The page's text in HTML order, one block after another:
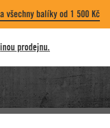
všechny balíky od 1 500 Kč
prodejnu.